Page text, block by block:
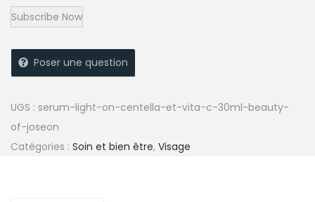
Poser une question
UGS : serum-light-on-centella-et-vita-c-30ml-beauty-
of-joseon
Catégories : Soin et bien être, Visage